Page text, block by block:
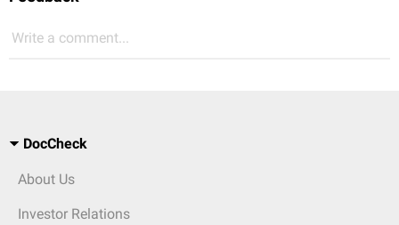
Write a comment...
DocCheck
About Us
Investor Relations